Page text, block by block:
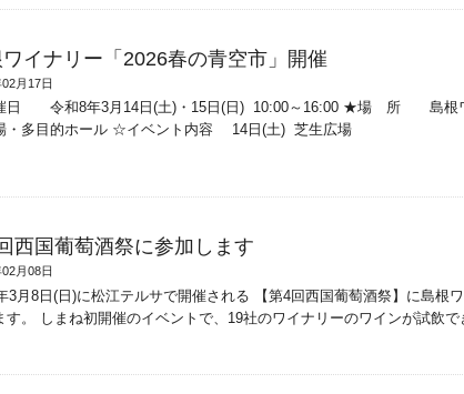
イナリー「2026春の青空市」開催
月17日
日 令和8年3月14日(土)・15日(日) 10:00～16:00 ★場 所 島根
・多目的ホール ☆イベント内容 14日(土) 芝生広場
西国葡萄酒祭に参加します
月08日
3月8日(日)に松江テルサで開催される 【第4回西国葡萄酒祭】に島根
す。 しまね初開催のイベントで、19社のワイナリーのワインが試飲で